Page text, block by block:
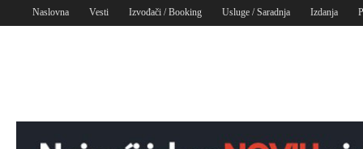
Naslovna Vesti Izvođači / Booking Usluge / Saradnja Izdanja